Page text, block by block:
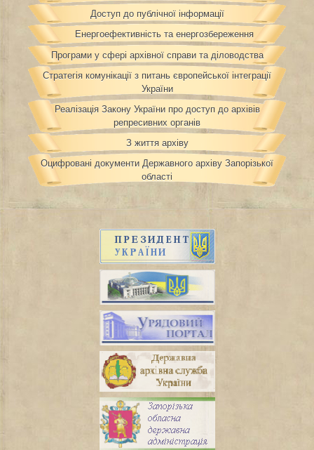
Доступ до публічної інформації
Енергоефективність та енергозбереження
Програми у сфері архівної справи та діловодства
Стратегія комунікації з питань європейської інтеграції
України
Реалізація Закону України про доступ до архівів
репресивних органів
З життя архіву
Оцифровані документи Державного архіву Запорізької
області